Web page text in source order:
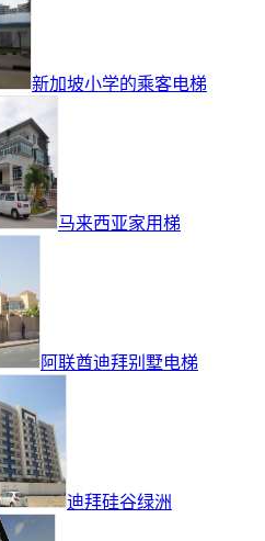
新加坡小学的乘客电梯
马来西亚家用梯
阿联酋迪拜别墅电梯
迪拜硅谷绿洲